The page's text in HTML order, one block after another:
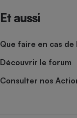
Et aussi
Que faire en cas de
Découvrir le forum
Consulter nos